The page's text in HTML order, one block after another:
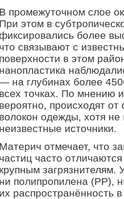
В промежуточном слое
При этом в
фиксировались более
что связывают с
поверхности в этом
нанопластика
на глубинах более
всех точках. По мнению
вероятно, происходят
волокон одежды, хотя
неизвестные источники.
Материч отмечает, что
частиц часто
крупным загрязнителям.
ни полипропилена (PP),
их распространённость